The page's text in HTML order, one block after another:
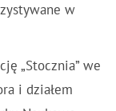
w
„Stocznia” we
i działem